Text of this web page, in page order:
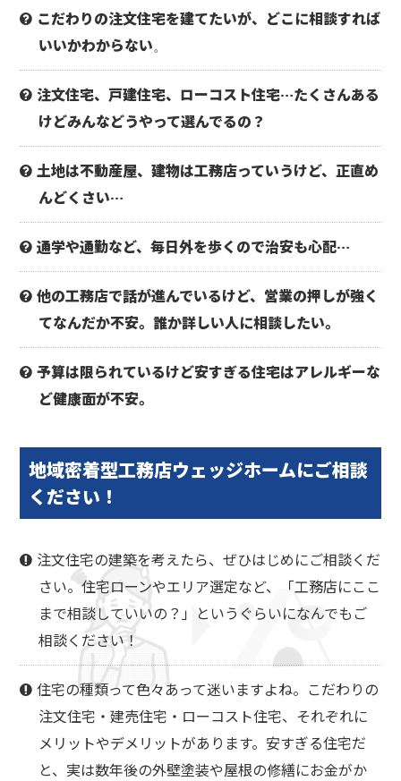
こだわりの注文住宅を建てたいが、どこに相談すれば
いいかわからない。
注文住宅、戸建住宅、ローコスト住宅…たくさんある
けどみんなどうやって選んでるの？
土地は不動産屋、建物は工務店っていうけど、正直め
んどくさい…
通学や通勤など、毎日外を歩くので治安も心配…
他の工務店で話が進んでいるけど、営業の押しが強く
てなんだか不安。誰か詳しい人に相談したい。
予算は限られているけど安すぎる住宅はアレルギーな
ど健康面が不安。
地域密着型工務店ウェッジホームにご相談
ください！
注文住宅の建築を考えたら、ぜひはじめにご相談くだ
さい。住宅ローンやエリア選定など、「工務店にここ
まで相談していいの？」というぐらいになんでもご
相談ください！
住宅の種類って色々あって迷いますよね。こだわりの
注文住宅・建売住宅・ローコスト住宅、それぞれに
メリットやデメリットがあります。安すぎる住宅だ
と、実は数年後の外壁塗装や屋根の修繕にお金がか